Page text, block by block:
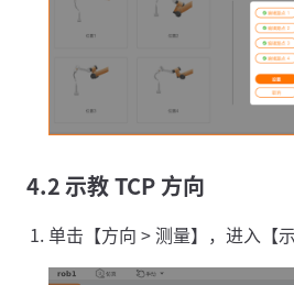
4.2 示教 TCP 方向
单击【方向 > 测量】，进入【